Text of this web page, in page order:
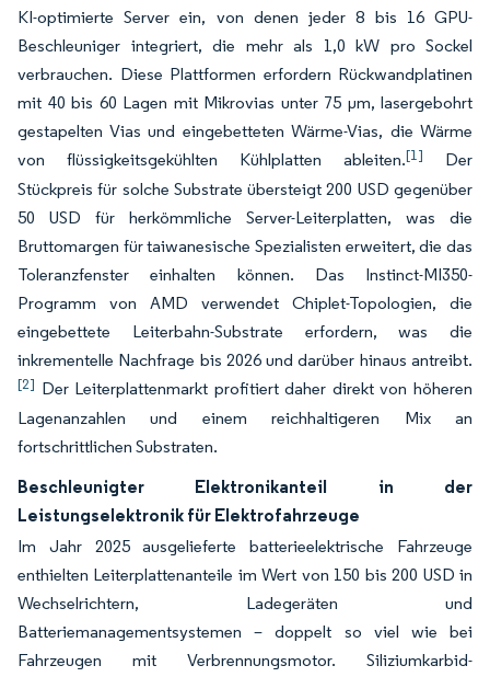
KI-optimierte Server ein, von denen jeder 8 bis 16 GPU-
Beschleuniger integriert, die mehr als 1,0 kW pro Sockel
verbrauchen. Diese Plattformen erfordern Rückwandplatinen
mit 40 bis 60 Lagen mit Mikrovias unter 75 μm, lasergebohrt
gestapelten Vias und eingebetteten Wärme-Vias, die Wärme
von flüssigkeitsgekühlten Kühlplatten ableiten.[1]
Der
Stückpreis für solche Substrate übersteigt 200 USD gegenüber
50 USD für herkömmliche Server-Leiterplatten, was die
Bruttomargen für taiwanesische Spezialisten erweitert, die das
Toleranzfenster einhalten können. Das Instinct-MI350-
Programm von AMD verwendet Chiplet-Topologien, die
eingebettete Leiterbahn-Substrate erfordern, was die
inkrementelle Nachfrage bis 2026 und darüber hinaus antreibt.
[2] Der Leiterplattenmarkt profitiert daher direkt von höheren
Lagenanzahlen und einem reichhaltigeren Mix an
fortschrittlichen Substraten.
Beschleunigter Elektronikanteil in der
Leistungselektronik für Elektrofahrzeuge
Im Jahr 2025 ausgelieferte batterieelektrische Fahrzeuge
enthielten Leiterplattenanteile im Wert von 150 bis 200 USD in
Wechselrichtern, Ladegeräten und
Batteriemanagementsystemen – doppelt so viel wie bei
Fahrzeugen mit Verbrennungsmotor. Siliziumkarbid-